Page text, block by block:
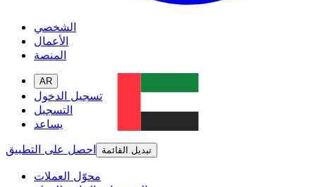
الشخصي
الأعمال
المنصة
AR
تسجيل الدخول
التسجيل
يساعد
احصل على التطبيق
تبديل القائمة
محوّل العملات